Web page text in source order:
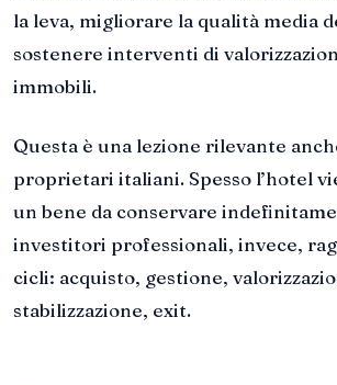
la leva, migliorare la qualità media
sostenere interventi di
immobili.
Questa è una lezione rilevante
proprietari italiani. Spesso l’hotel
un bene da conservare
investitori professionali, invece,
cicli: acquisto, gestione,
stabilizzazione, exit.